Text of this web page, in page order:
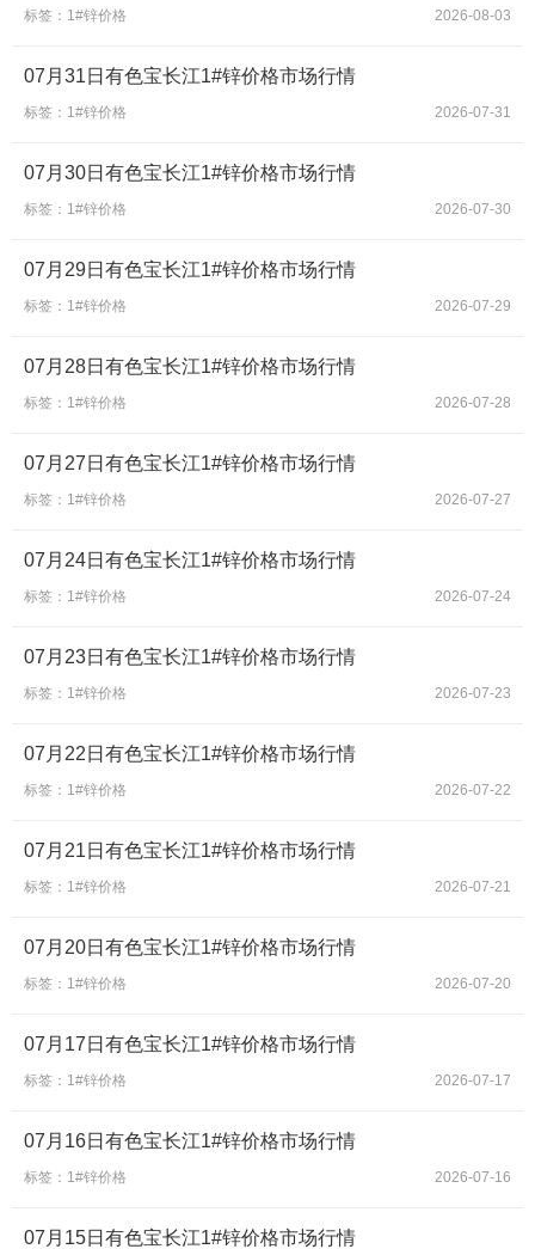
标签：1#锌价格 2026-08-03
07月31日有色宝长江1#锌价格市场行情
标签：1#锌价格 2026-07-31
07月30日有色宝长江1#锌价格市场行情
标签：1#锌价格 2026-07-30
07月29日有色宝长江1#锌价格市场行情
标签：1#锌价格 2026-07-29
07月28日有色宝长江1#锌价格市场行情
标签：1#锌价格 2026-07-28
07月27日有色宝长江1#锌价格市场行情
标签：1#锌价格 2026-07-27
07月24日有色宝长江1#锌价格市场行情
标签：1#锌价格 2026-07-24
07月23日有色宝长江1#锌价格市场行情
标签：1#锌价格 2026-07-23
07月22日有色宝长江1#锌价格市场行情
标签：1#锌价格 2026-07-22
07月21日有色宝长江1#锌价格市场行情
标签：1#锌价格 2026-07-21
07月20日有色宝长江1#锌价格市场行情
标签：1#锌价格 2026-07-20
07月17日有色宝长江1#锌价格市场行情
标签：1#锌价格 2026-07-17
07月16日有色宝长江1#锌价格市场行情
标签：1#锌价格 2026-07-16
07月15日有色宝长江1#锌价格市场行情